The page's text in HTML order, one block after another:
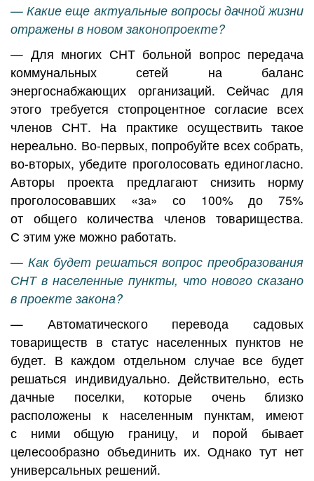
— Какие еще актуальные вопросы дачной жизни
отражены в новом законопроекте?
— Для многих СНТ больной вопрос передача
коммунальных сетей на баланс
энергоснабжающих организаций. Сейчас для
этого требуется стопроцентное согласие всех
членов СНТ. На практике осуществить такое
нереально. Во-первых, попробуйте всех собрать,
во-вторых, убедите проголосовать единогласно.
Авторы проекта предлагают снизить норму
проголосовавших «за» со 100% до 75%
от общего количества членов товарищества.
С этим уже можно работать.
— Как будет решаться вопрос преобразования
СНТ в населенные пункты, что нового сказано
в проекте закона?
— Автоматического перевода садовых
товариществ в статус населенных пунктов не
будет. В каждом отдельном случае все будет
решаться индивидуально. Действительно, есть
дачные поселки, которые очень близко
расположены к населенным пунктам, имеют
с ними общую границу, и порой бывает
целесообразно объединить их. Однако тут нет
универсальных решений.